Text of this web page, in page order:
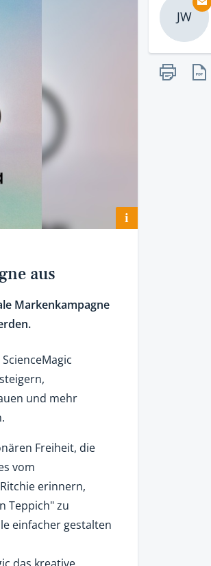
i
aus
Markenkampagne
und mehr
Freiheit, die
vom
erinnern,
Teppich" zu
einfacher gestalten
JW